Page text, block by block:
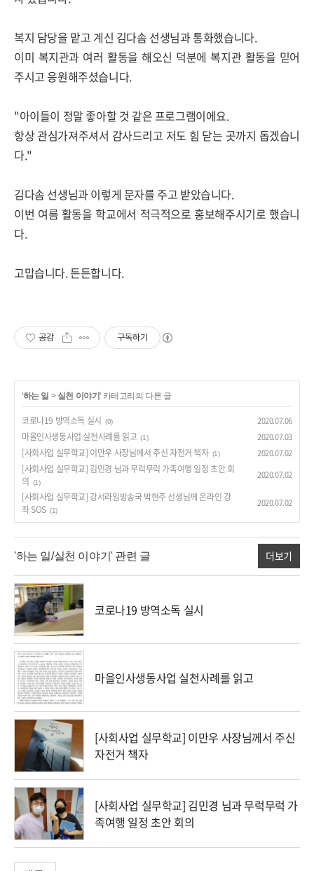
복지 담당을 맡고 계신 김다솜 선생님과 통화했습니다.
이미 복지관과 여러 활동을 해오신 덕분에 복지관 활동을 믿어
주시고 응원해주셨습니다.
"아이들이 정말 좋아할 것 같은 프로그램이에요.
항상 관심가져주셔서 감사드리고 저도 힘 닫는 곳까지 돕겠습니
다."
김다솜 선생님과 이렇게 문자를 주고 받았습니다.
이번 여름 활동을 학교에서 적극적으로 홍보해주시기로 했습니
다.
고맙습니다. 든든합니다.
공감 구독하기
'하는 일 > 실천 이야기' 카테고리의 다른 글
코로나19 방역소독 실시 (0) 2020.07.06
마을인사생동사업 실천사례를 읽고 (1) 2020.07.03
[사회사업 실무학교] 이만우 사장님께서 주신 자전거 책자 (1) 2020.07.02
[사회사업 실무학교] 김민경 님과 무럭무럭 가족여행 일정 초안 회
의 (1)
2020.07.02
[사회사업 실무학교] 강서라임방송국 박현주 선생님께 온라인 강
좌 SOS (1)
2020.07.02
'하는 일/실천 이야기' 관련 글 더보기
코로나19 방역소독 실시
마을인사생동사업 실천사례를 읽고
[사회사업 실무학교] 이만우 사장님께서 주신
자전거 책자
[사회사업 실무학교] 김민경 님과 무럭무럭 가
족여행 일정 초안 회의